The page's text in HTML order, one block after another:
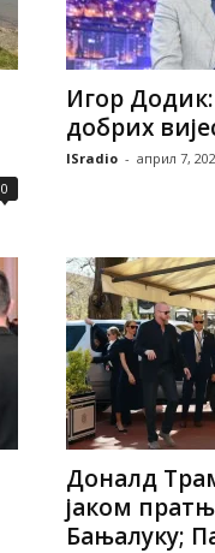
0
Игор Додик:
добрих
ISradio - април 7,
Доналд
јаком
Бањалуку;